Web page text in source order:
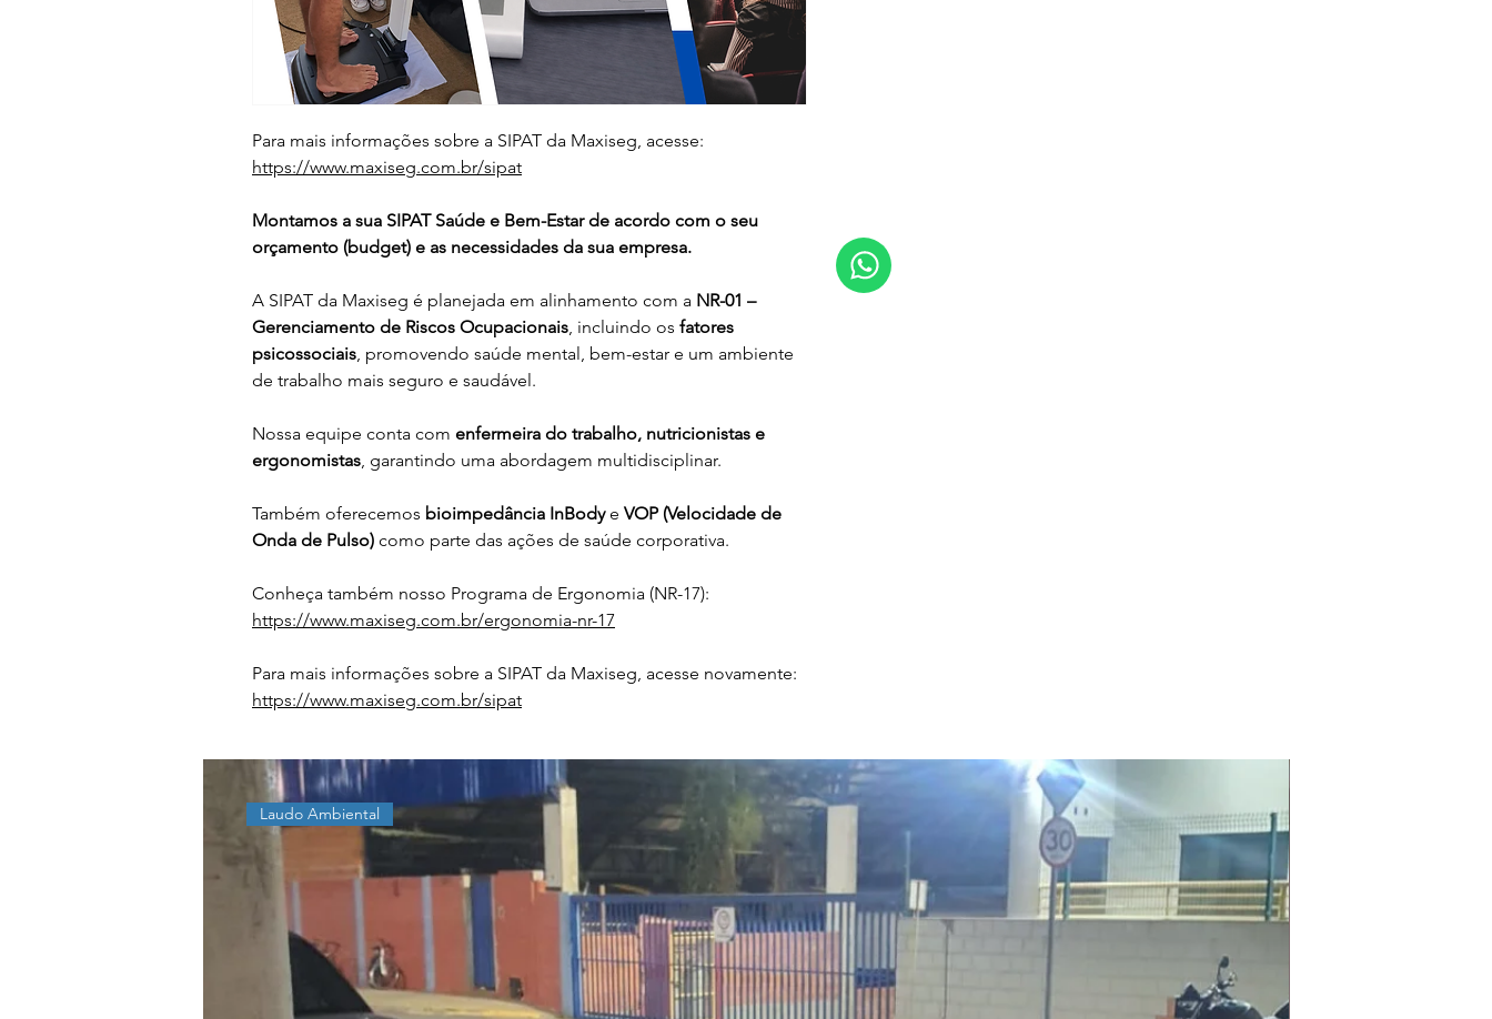
Para mais informações sobre a SIPAT da Maxiseg, acesse:
https://www.maxiseg.com.br/sipat
Montamos a sua SIPAT Saúde e Bem-Estar de acordo com o seu
orçamento (budget) e as necessidades da sua empresa.
A SIPAT da Maxiseg é planejada em alinhamento com a NR-01 –
Gerenciamento de Riscos Ocupacionais, incluindo os fatores
psicossociais, promovendo saúde mental, bem-estar e um ambiente
de trabalho mais seguro e saudável.
Nossa equipe conta com enfermeira do trabalho, nutricionistas e
ergonomistas, garantindo uma abordagem multidisciplinar.
Também oferecemos bioimpedância InBody e VOP (Velocidade de
Onda de Pulso) como parte das ações de saúde corporativa.
Conheça também nosso Programa de Ergonomia (NR-17):
https://www.maxiseg.com.br/ergonomia-nr-17
Para mais informações sobre a SIPAT da Maxiseg, acesse novamente:
https://www.maxiseg.com.br/sipat
Laudo Ambiental